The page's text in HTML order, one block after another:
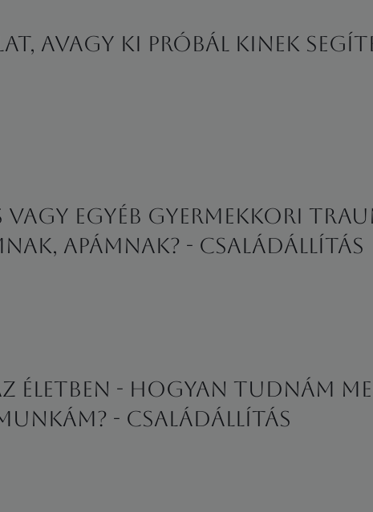
avagy ki próbál kinek
egyéb gyermekkori
apámnak? - családállítás
életben - Hogyan tudnám
- családállítás